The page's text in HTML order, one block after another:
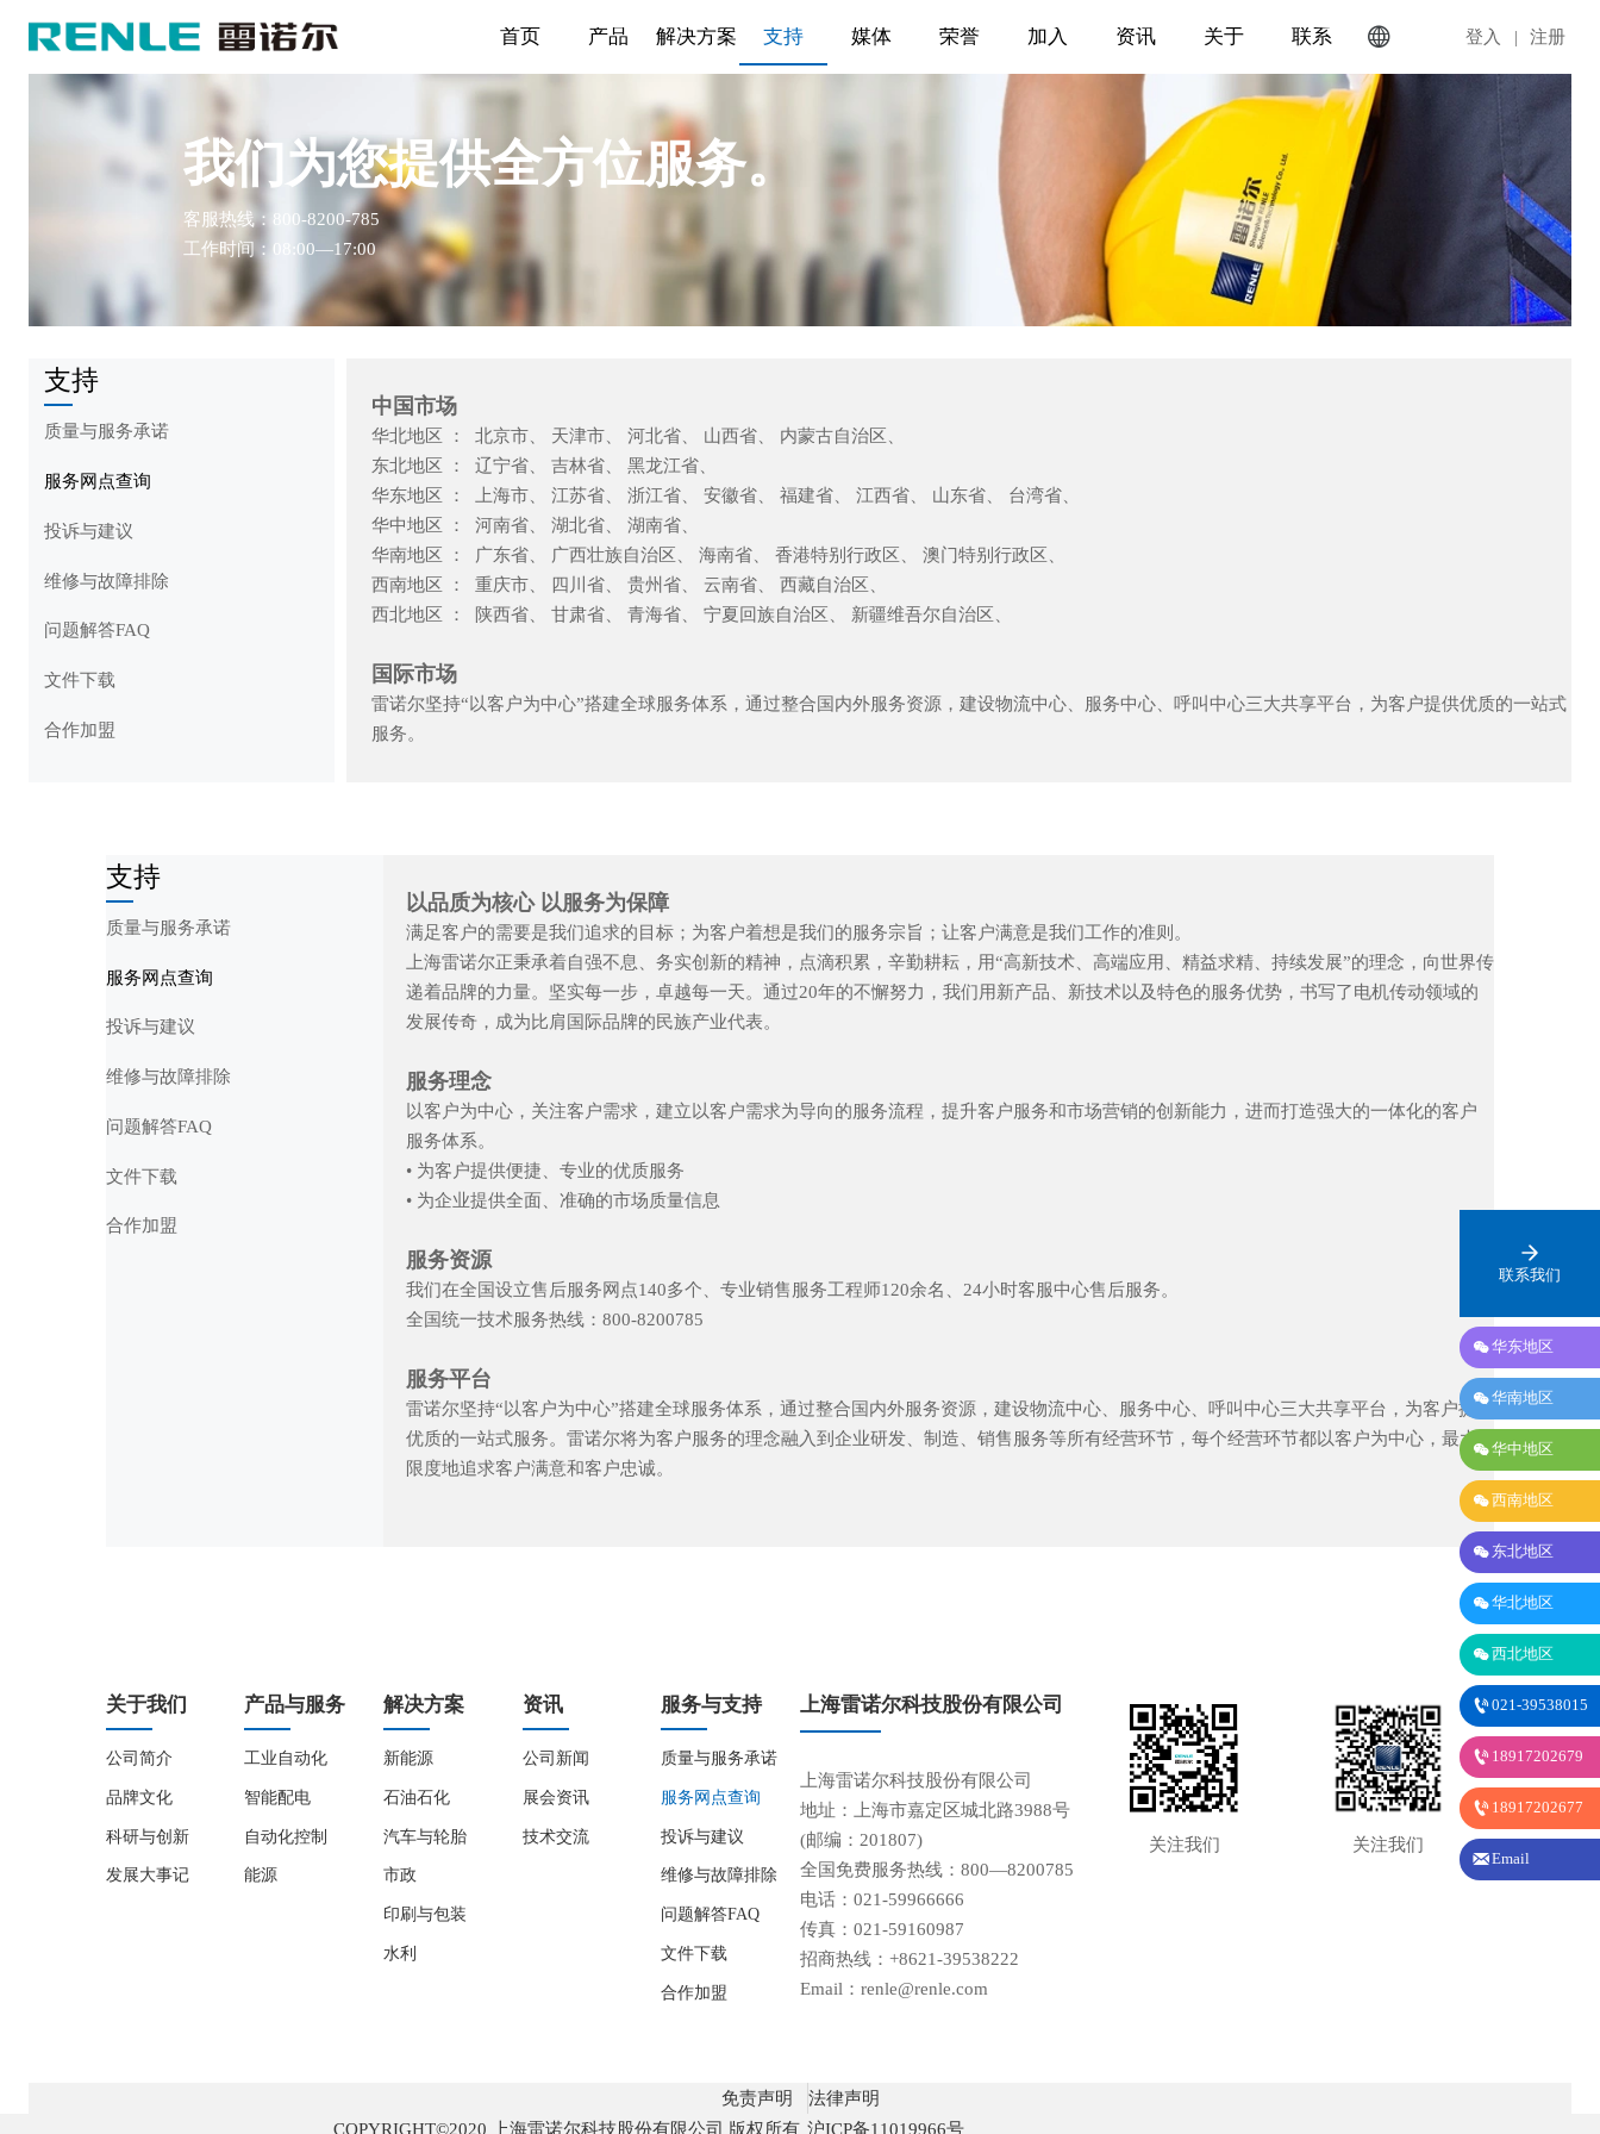
首页 产品 解决方案 支持 媒体 荣誉 加入 资讯 关于 联系  登入 | 注册
我们为您提供全方位服务。
客服热线：800-8200-785
工作时间：08:00—17:00
支持
质量与服务承诺
服务网点查询
投诉与建议
维修与故障排除
问题解答FAQ
文件下载
合作加盟
中国市场
华北地区 ： 北京市、 天津市、 河北省、 山西省、 内蒙古自治区、
东北地区 ： 辽宁省、 吉林省、 黑龙江省、
华东地区 ： 上海市、 江苏省、 浙江省、 安徽省、 福建省、 江西省、 山东省、 台湾省、
华中地区 ： 河南省、 湖北省、 湖南省、
华南地区 ： 广东省、 广西壮族自治区、 海南省、 香港特别行政区、 澳门特别行政区、
西南地区 ： 重庆市、 四川省、 贵州省、 云南省、 西藏自治区、
西北地区 ： 陕西省、 甘肃省、 青海省、 宁夏回族自治区、 新疆维吾尔自治区、
国际市场
雷诺尔坚持“以客户为中心”搭建全球服务体系，通过整合国内外服务资源，建设物流中心、服务中心、呼叫中心三大共享平台，为客户提供优质的一站式
服务。
支持
质量与服务承诺
服务网点查询
投诉与建议
维修与故障排除
问题解答FAQ
文件下载
合作加盟
以品质为核心 以服务为保障
满足客户的需要是我们追求的目标；为客户着想是我们的服务宗旨；让客户满意是我们工作的准则。
上海雷诺尔正秉承着自强不息、务实创新的精神，点滴积累，辛勤耕耘，用“高新技术、高端应用、精益求精、持续发展”的理念，向世界传
递着品牌的力量。坚实每一步，卓越每一天。通过20年的不懈努力，我们用新产品、新技术以及特色的服务优势，书写了电机传动领域的
发展传奇，成为比肩国际品牌的民族产业代表。
服务理念
以客户为中心，关注客户需求，建立以客户需求为导向的服务流程，提升客户服务和市场营销的创新能力，进而打造强大的一体化的客户
服务体系。
• 为客户提供便捷、专业的优质服务
• 为企业提供全面、准确的市场质量信息
服务资源
我们在全国设立售后服务网点140多个、专业销售服务工程师120余名、24小时客服中心售后服务。
全国统一技术服务热线：800-8200785
服务平台
雷诺尔坚持“以客户为中心”搭建全球服务体系，通过整合国内外服务资源，建设物流中心、服务中心、呼叫中心三大共享平台，为客户提供
优质的一站式服务。雷诺尔将为客户服务的理念融入到企业研发、制造、销售服务等所有经营环节，每个经营环节都以客户为中心，最大
限度地追求客户满意和客户忠诚。
关于我们
公司简介
品牌文化
科研与创新
发展大事记
产品与服务
工业自动化
智能配电
自动化控制
能源
解决方案
新能源
石油石化
汽车与轮胎
市政
印刷与包装
水利
资讯
公司新闻
展会资讯
技术交流
服务与支持
质量与服务承诺
服务网点查询
投诉与建议
维修与故障排除
问题解答FAQ
文件下载
合作加盟
上海雷诺尔科技股份有限公司
上海雷诺尔科技股份有限公司
地址：上海市嘉定区城北路3988号
(邮编：201807)
全国免费服务热线：800—8200785
电话：021-59966666
传真：021-59160987
招商热线：+8621-39538222
Email：renle@renle.com
关注我们 关注我们
免责声明
法律声明
COPYRIGHT©2020 上海雷诺尔科技股份有限公司 版权所有 沪ICP备11019966号
联系我们
华东地区
华南地区
华中地区
西南地区
 东北地区
华北地区
西北地区
021-39538015
 18917202679
 18917202677
Email